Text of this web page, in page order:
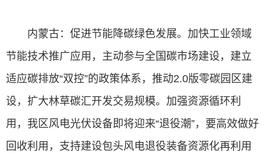
内蒙古：促进节能降碳绿色发展。加快工业领域
节能技术推广应用，主动参与全国碳市场建设，建立
适应碳排放“双控”的政策体系，推动2.0版零碳园区建
设，扩大林草碳汇开发交易规模。加强资源循环利
用，我区风电光伏设备即将迎来“退役潮”，要高效做好
回收利用，支持建设包头风电退役装备资源化再利用